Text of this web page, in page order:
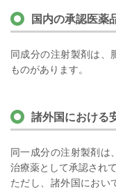
国内の承認医薬
同成分の注射製剤は、
ものがあります。
諸外国における
同一成分の注射製剤は
治療薬として承認されて
ただし、諸外国におい